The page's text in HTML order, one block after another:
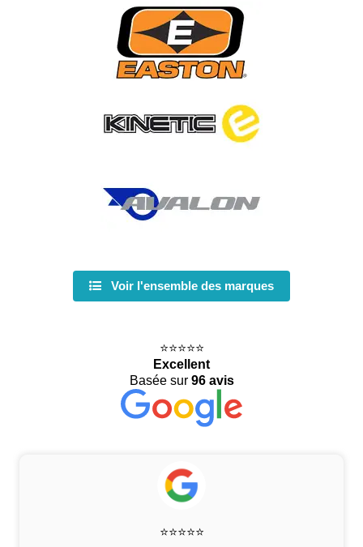
Voir l'ensemble des marques
⭐️⭐️⭐️⭐️⭐️
Excellent
Basée sur 96 avis
⭐️⭐️⭐️⭐️⭐️